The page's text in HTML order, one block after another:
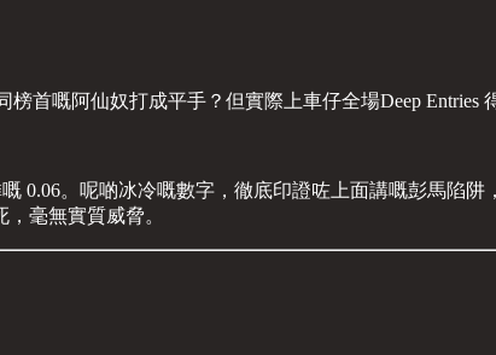
首嘅阿仙奴打成平手？但實際上車仔全場Deep Entries
0.06。呢啲冰冷嘅數字，徹底印證咗上面講嘅彭馬陷
毫無實質威脅。